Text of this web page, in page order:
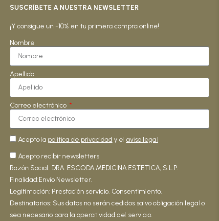
SUSCRÍBETE A NUESTRA NEWSLETTER
¡Y consigue un -10% en tu primera compra online!
Nombre
Apellido
Correo electrónico
Acepto la política de privacidad y el aviso legal
Acepto recibir newsletters
Razón Social: DRA. ESCODA MEDICINA ESTETICA, S.L.P.
Finalidad:Envío Newsletter.
Legitimación: Prestación servicio. Consentimiento.
Destinatarios: Sus datos no serán cedidos salvo obligación legal o
sea necesario para la operatividad del servicio.